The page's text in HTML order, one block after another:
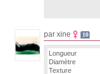
par xine 10
Longueur
Diamètre
Texture